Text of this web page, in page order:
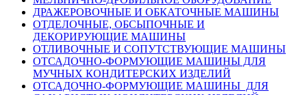
ДРАЖЕРОВОЧНЫЕ И ОБКАТОЧНЫЕ МАШИНЫ
ОТДЕЛОЧНЫЕ, ОБСЫПОЧНЫЕ И
ДЕКОРИРУЮЩИЕ МАШИНЫ
ОТЛИВОЧНЫЕ И СОПУТСТВУЮЩИЕ МАШИНЫ
ОТСАДОЧНО-ФОРМУЮЩИЕ МАШИНЫ ДЛЯ
МУЧНЫХ КОНДИТЕРСКИХ ИЗДЕЛИЙ
ОТСАДОЧНО-ФОРМУЮЩИЕ МАШИНЫ ДЛЯ